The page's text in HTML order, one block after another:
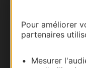
Pour améliorer
partenaires
Mesurer
Carte